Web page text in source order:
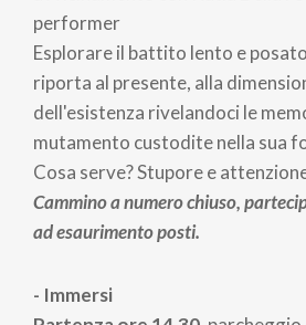
performer
Esplorare il battito lento e
riporta al presente, alla
dell'esistenza rivelandoci le
mutamento custodite nella sua
Cosa serve? Stupore e
Cammino a numero chiuso,
ad esaurimento posti.
- Immersi